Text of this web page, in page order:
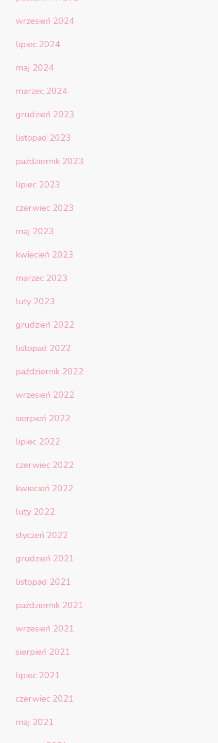
wrzesień 2024
lipiec 2024
maj 2024
marzec 2024
grudzień 2023
listopad 2023
październik 2023
lipiec 2023
czerwiec 2023
maj 2023
kwiecień 2023
marzec 2023
luty 2023
grudzień 2022
listopad 2022
październik 2022
wrzesień 2022
sierpień 2022
lipiec 2022
czerwiec 2022
kwiecień 2022
luty 2022
styczeń 2022
grudzień 2021
listopad 2021
październik 2021
wrzesień 2021
sierpień 2021
lipiec 2021
czerwiec 2021
maj 2021